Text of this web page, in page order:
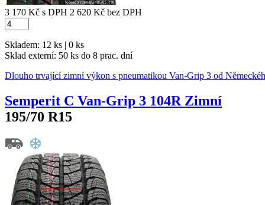
3 170 Kč s DPH 2 620 Kč bez DPH
Skladem: 12 ks | 0 ks
Sklad externí: 50 ks do 8 prac. dní
Dlouho trvající zimní výkon s pneumatikou Van-Grip 3 od
Semperit C Van-Grip 3 104R Zimní
195/70 R15